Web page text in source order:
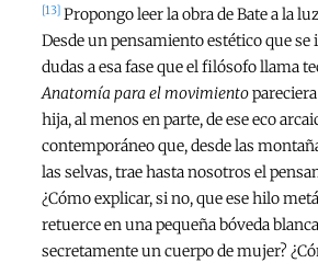
[13] Propongo leer la obra de Bate a la
Desde un pensamiento estético que
dudas a esa fase que el filósofo llama
Anatomía para el movimiento
hija, al menos en parte, de ese eco
contemporáneo que, desde las
las selvas, trae hasta nosotros el
¿Cómo explicar, si no, que ese hilo
retuerce en una pequeña bóveda
secretamente un cuerpo de mujer?